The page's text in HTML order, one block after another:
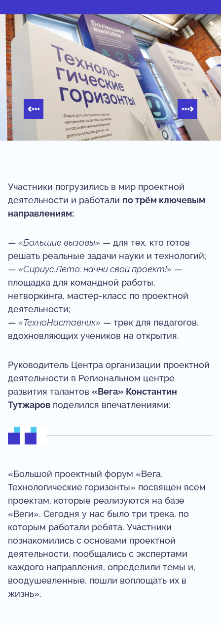
Участники погрузились в мир проектной
деятельности и работали по трём ключевым
направлениям:
— «Большие вызовы» — для тех, кто готов
решать реальные задачи науки и технологий;
— «Сириус.Лето: начни свой проект!» —
площадка для командной работы,
нетворкинга, мастер-класс по проектной
деятельности;
— «ТехноНаставник» — трек для педагогов,
вдохновляющих учеников на открытия.
Руководитель Центра организации проектной
деятельности в Региональном центре
развития талантов «Вега» Константин
Тутжаров поделился впечатлениями:
«Большой проектный форум «Вега.
Технологические горизонты» посвящен всем
проектам, которые реализуются на базе
«Веги». Сегодня у нас было три трека, по
которым работали ребята. Участники
познакомились с основами проектной
деятельности, пообщались с экспертами
каждого направления, определили темы и,
воодушевленные, пошли воплощать их в
жизнь».